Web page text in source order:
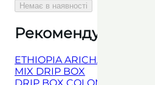
Немає в наявності
Рекомендуємо
ETHIOPIA ARICHA ESPRESSO
MIX DRIP BOX
DRIP BOX COLOMBIA SANTA